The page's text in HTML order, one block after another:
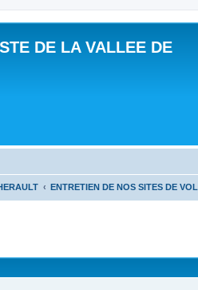
DE LA VALLEE DE
ENTRETIEN DE NOS SITES DE VOL